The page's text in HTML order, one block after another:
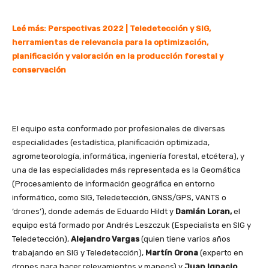
Leé más: Perspectivas 2022 | Teledetección y SIG,
herramientas de relevancia para la optimización,
planificación y valoración en la producción forestal y
conservación
El equipo esta conformado por profesionales de diversas
especialidades (estadística, planificación optimizada,
agrometeorología, informática, ingeniería forestal, etcétera), y
una de las especialidades más representada es la Geomática
(Procesamiento de información geográfica en entorno
informático, como SIG, Teledetección, GNSS/GPS, VANTS o
‘drones’), donde además de Eduardo Hildt y Damián Loran,el
equipo está formado por Andrés Leszczuk (Especialista en SIG y
Teledetección), Alejandro Vargas(quien tiene varios años
trabajando en SIG y Teledetección), Martín Orona (experto en